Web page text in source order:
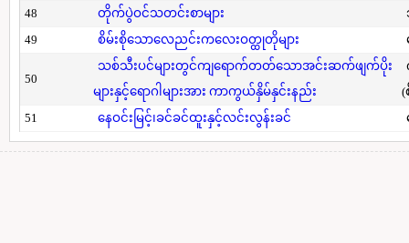
48 တိုက်ပွဲဝင်သတင်းစာများ
49
စိမ်းစိုသောလေညင်းကလေးဝတ္ထုတိုများ
50
သစ်သီးပင်များတွင်ကျရောက်တတ်သောအင်းဆက်ဖျက်ပိုး
များနှင့်ရောဂါများအား ကာကွယ်နှိမ်နှင်းနည်း
(
51
နေဝင်းမြင့်၊ခင်ခင်ထူးနှင့်လင်းလွန်းခင်